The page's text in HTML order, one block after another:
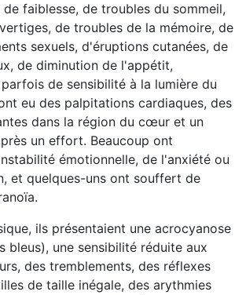
faiblesse, de troubles du sommeil,
de troubles de la mémoire, de
sexuels, d'éruptions cutanées, de
de diminution de l'appétit,
de sensibilité à la lumière du
eu des palpitations cardiaques, des
dans la région du cœur et un
un effort. Beaucoup ont
émotionnelle, de l'anxiété ou
et quelques-uns ont souffert de
ils présentaient une acrocyanose
bleus), une sensibilité réduite aux
des tremblements, des réflexes
de taille inégale, des arythmies